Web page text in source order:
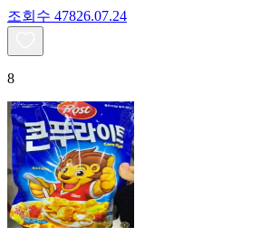
조회수 47826.07.24
8